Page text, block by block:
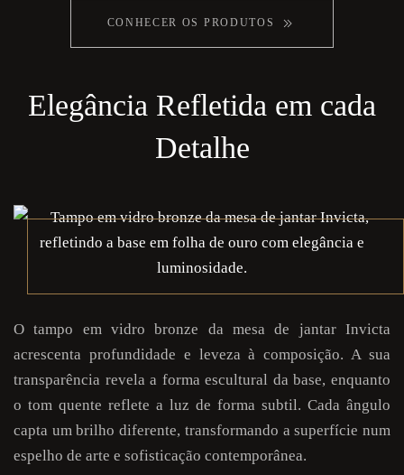
CONHECER OS PRODUTOS
Elegância Refletida em cada
Detalhe
O tampo em vidro bronze da mesa de jantar Invicta
acrescenta profundidade e leveza à composição. A sua
transparência revela a forma escultural da base, enquanto
o tom quente reflete a luz de forma subtil. Cada ângulo
capta um brilho diferente, transformando a superfície num
espelho de arte e sofisticação contemporânea.